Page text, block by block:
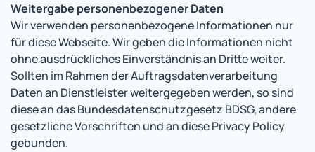
Weitergabe personenbezogener Daten
Wir verwenden personenbezogene Informationen nur
für diese Webseite. Wir geben die Informationen nicht
ohne ausdrückliches Einverständnis an Dritte weiter.
Sollten im Rahmen der Auftragsdatenverarbeitung
Daten an Dienstleister weitergegeben werden, so sind
diese an das Bundesdatenschutzgesetz BDSG, andere
gesetzliche Vorschriften und an diese Privacy Policy
gebunden.